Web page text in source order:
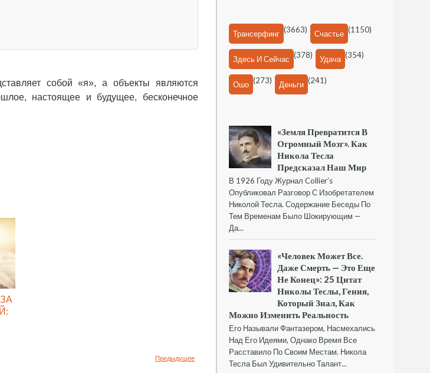
собой «я», а объекты являются
настоящее и будущее, бесконечное
Предыдущее
Трансерфинг (3663) Счастье (1150)
Здесь И Сейчас (378) Удача (354)
Ошо (273) Деньги (241)
«Земля Превратится В
Огромный Мозг». Как
Никола Тесла
Предсказал Наш Мир
В 1926 Году Журнал Collier’s
Опубликовал Разговор С Изобретателем
Николой Тесла. Содержание Беседы По
Тем Временам Было Шокирующим —
Да...
«Человек Может Все.
Даже Смерть — Это Еще
Не Конец»: 25 Цитат
Николы Теслы, Гения,
Который Знал, Как
Можно Изменить Реальность
Его Называли Фантазером, Насмехались
Над Его Идеями, Однако Время Все
Расставило По Своим Местам. Никола
Тесла Был Удивительно Талант...